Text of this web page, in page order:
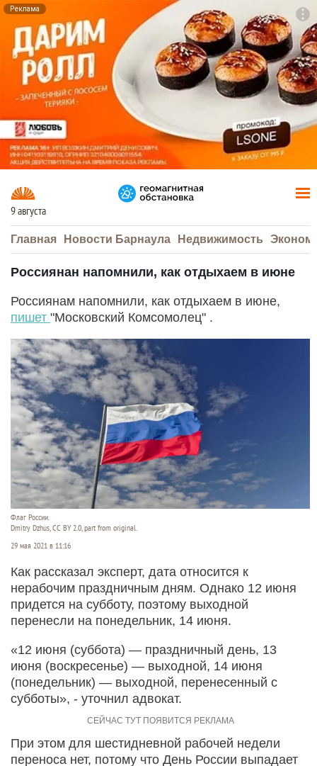
Реклама
9 августа
Главная Новости Барнаула Недвижимость
Россиянан напомнили, как отдыхаем в июне
Россиянам напомнили, как отдыхаем в июне,
пишет "Московский Комсомолец" .
Флаг России.
Dmitry Dzhus, CC BY 2.0, part from original.
29 мая 2021 в 11:16
Как рассказал эксперт, дата относится к
нерабочим праздничным дням. Однако 12 июня
придется на субботу, поэтому выходной
перенесли на понедельник, 14 июня.
«12 июня (суббота) — праздничный день, 13
июня (воскресенье) — выходной, 14 июня
(понедельник) — выходной, перенесенный с
субботы», - уточнил адвокат.
При этом для шестидневной рабочей недели
переноса нет, потому что День России выпадает